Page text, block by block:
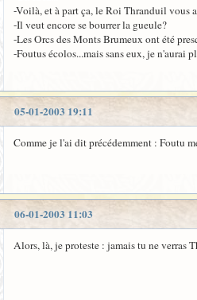
-Voilà, et à part ça, le Roi Thranduil vous
-Il veut encore se bourrer la gueule?
-Les Orcs des Monts Brumeux ont été
-Foutus écolos...mais sans eux, je n'aurai
05-01-2003 19:11
Comme je l'ai dit précédemment : Foutu
06-01-2003 11:03
Alors, là, je proteste : jamais tu ne verras